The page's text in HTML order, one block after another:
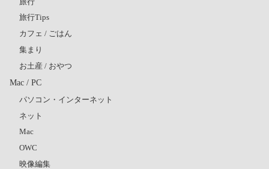
旅行Tips
カフェ / ごはん
集まり
お土産 / おやつ
Mac / PC
パソコン・インターネット
ネット
Mac
OWC
映像編集